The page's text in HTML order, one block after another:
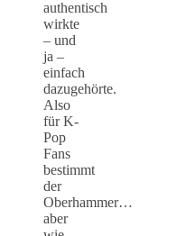
authentisch
wirkte
– und
ja –
einfach
dazugehörte.
Also
für K-
Pop
Fans
bestimmt
der
Oberhammer…
aber